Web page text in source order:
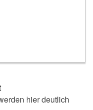
hier deutlich